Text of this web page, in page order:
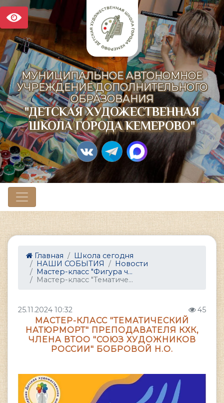
МУНИЦИПАЛЬНОЕ АВТОНОМНОЕ
УЧРЕЖДЕНИЕ ДОПОЛНИТЕЛЬНОГО
ОБРАЗОВАНИЯ
"ДЕТСКАЯ ХУДОЖЕСТВЕННАЯ
ШКОЛА ГОРОДА КЕМЕРОВО"
Главная
Школа сегодня
НАШИ СОБЫТИЯ
Новости
Мастер-класс "Фигура ч...
Мастер-класс "Тематиче...
25.11.2024 10:32 45
МАСТЕР-КЛАСС "ТЕМАТИЧЕСКИЙ
НАТЮРМОРТ" ПРЕПОДАВАТЕЛЯ КХК,
ЧЛЕНА ВТОО "СОЮЗ ХУДОЖНИКОВ
РОССИИ" БОБРОВОЙ Н.О.